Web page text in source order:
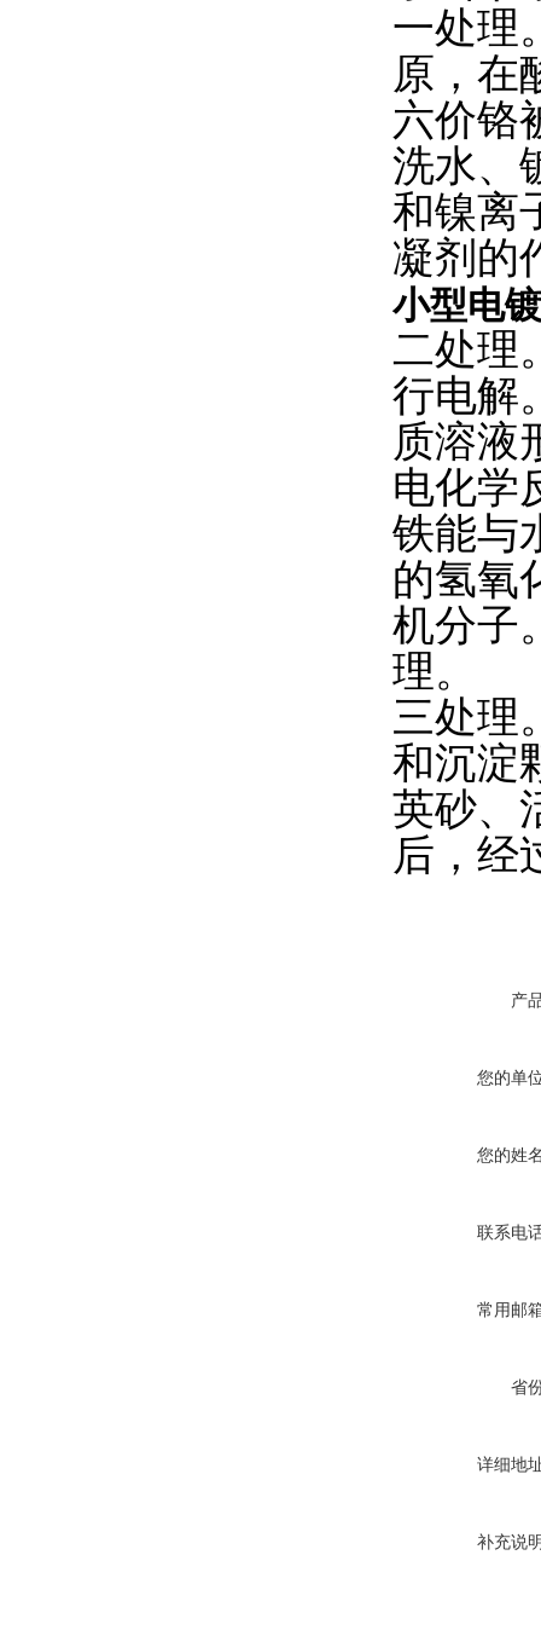
一处理
原，在
六价铬
洗水、
和镍离
凝剂的
小型电
二处理
行电解
质溶液
电化学
铁能与
的氢氧
机分子
理。
三处理
和沉淀
英砂、
后，经
产
您的单
您的姓
联系电
常用邮
省
详细地
补充说